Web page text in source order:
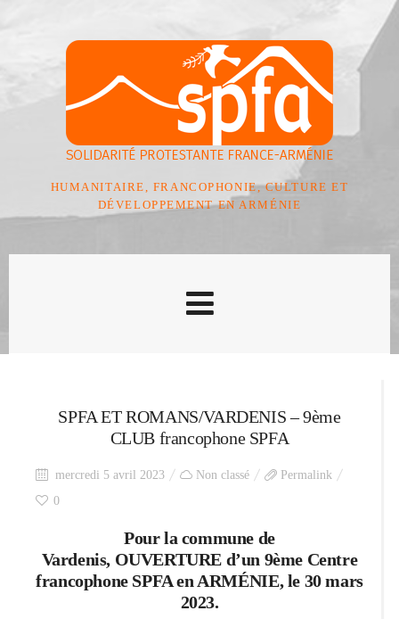
HUMANITAIRE, FRANCOPHONIE, CULTURE ET
DÉVELOPPEMENT EN ARMÉNIE
SPFA ET ROMANS/VARDENIS – 9ème
CLUB francophone SPFA
mercredi 5 avril 2023 Non classé
Permalink
0
Pour la commune de
Vardenis, OUVERTURE d’un 9ème Centre
francophone SPFA en ARMÉNIE,le 30 mars
2023.